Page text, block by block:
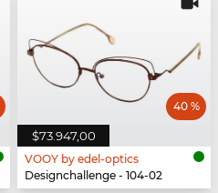
$73.947,00
40 %
VOOY by edel-optics
Designchallenge - 104-02